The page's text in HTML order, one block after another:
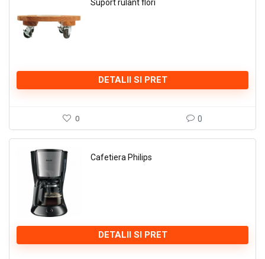
Suport rulant flori
DETALII SI PRET
0 0
Cafetiera Philips
DETALII SI PRET